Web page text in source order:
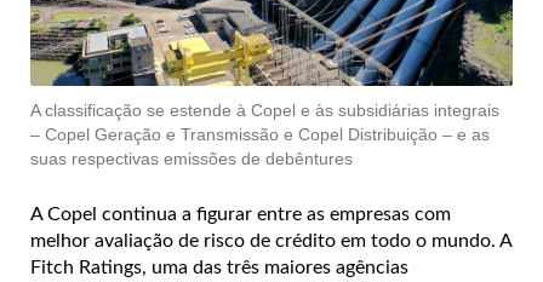
A classificação se estende à Copel e às subsidiárias integrais
– Copel Geração e Transmissão e Copel Distribuição – e as
suas respectivas emissões de debêntures
A Copel continua a figurar entre as empresas com
melhor avaliação de risco de crédito em todo o mundo. A
Fitch Ratings, uma das três maiores agências